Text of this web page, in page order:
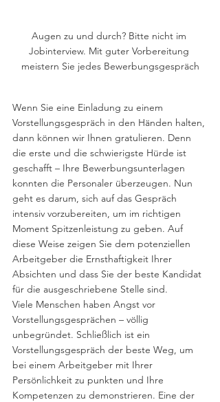
Augen zu und durch? Bitte nicht im
Jobinterview. Mit guter Vorbereitung
meistern Sie jedes Bewerbungsgespräch
Wenn Sie eine Einladung zu einem
Vorstellungsgespräch in den Händen halten,
dann können wir Ihnen gratulieren. Denn
die erste und die schwierigste Hürde ist
geschafft – Ihre Bewerbungsunterlagen
konnten die Personaler überzeugen. Nun
geht es darum, sich auf das Gespräch
intensiv vorzubereiten, um im richtigen
Moment Spitzenleistung zu geben. Auf
diese Weise zeigen Sie dem potenziellen
Arbeitgeber die Ernsthaftigkeit Ihrer
Absichten und dass Sie der beste Kandidat
für die ausgeschriebene Stelle sind.
Viele Menschen haben Angst vor
Vorstellungsgesprächen – völlig
unbegründet. Schließlich ist ein
Vorstellungsgespräch der beste Weg, um
bei einem Arbeitgeber mit Ihrer
Persönlichkeit zu punkten und Ihre
Kompetenzen zu demonstrieren. Eine der